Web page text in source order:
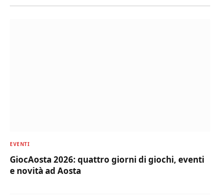
EVENTI
GiocAosta 2026: quattro giorni di giochi, eventi
e novità ad Aosta